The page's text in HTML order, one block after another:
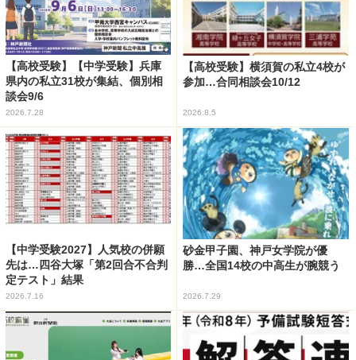
【高校受験】【中学受験】兵庫
県内の私立31校が集結、個別相
談会9/6
2026.7.28
【高校受験】横須賀の私立4校が
参加…合同相談会10/12
2026.8.5
【中学受験2027】人気校の併願
先は…四谷大塚「第2回合不合判
定テスト」結果
2026.7.16
砂金甲子園、神戸女学院が優
勝…全国14校の中高生が腕競う
2026.7.29